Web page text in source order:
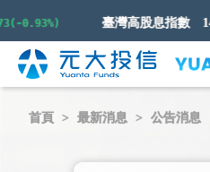
臺灣高股息指數
首頁 最新消息 公告消息